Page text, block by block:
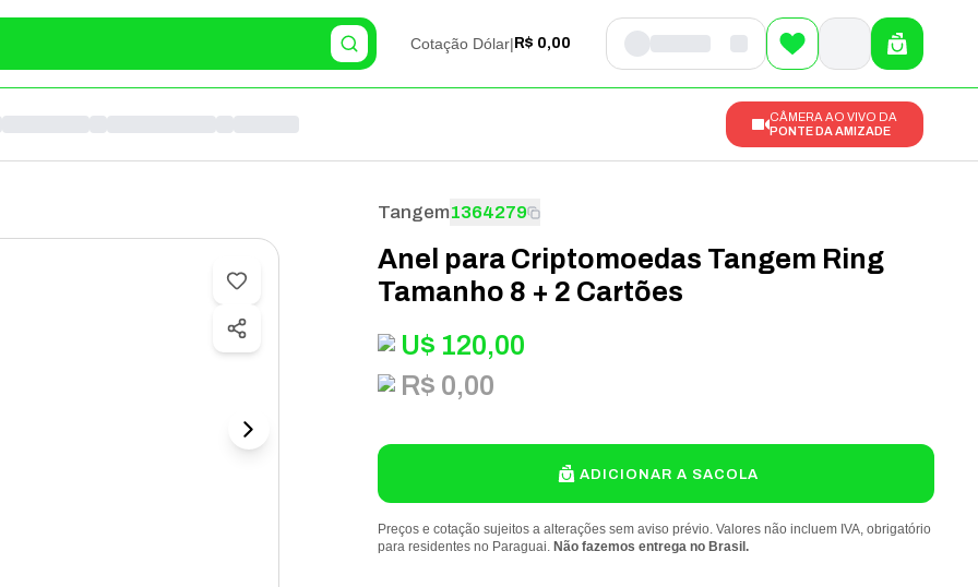
Cotação Dólar| R$ 0,00
CÂMERA AO VIVO DA
PONTE DA AMIZADE
Tangem1364279
Anel para Criptomoedas Tangem Ring
Tamanho 8 + 2 Cartões
U$ 120,00
R$ 0,00
ADICIONAR A SACOLA
Preços e cotação sujeitos a alterações sem aviso prévio. Valores não incluem IVA, obrigatório
para residentes no Paraguai. Não fazemos entrega no Brasil.